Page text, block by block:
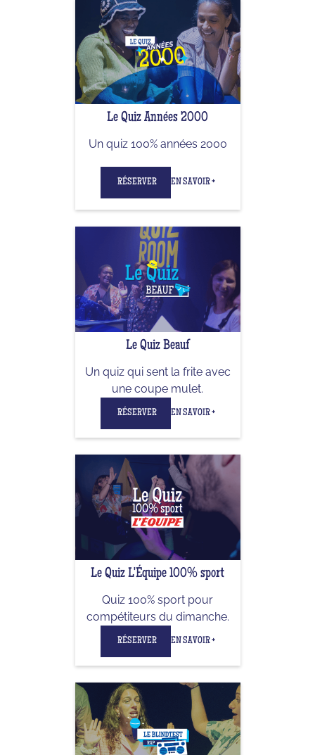
Le Quiz Années 2000
Un quiz 100% années 2000
RÉSERVER EN SAVOIR +
Le Quiz Beauf
Un quiz qui sent la frite avec
une coupe mulet.
RÉSERVER EN SAVOIR +
Le Quiz L'Équipe 100% sport
Quiz 100% sport pour
compétiteurs du dimanche.
RÉSERVER EN SAVOIR +